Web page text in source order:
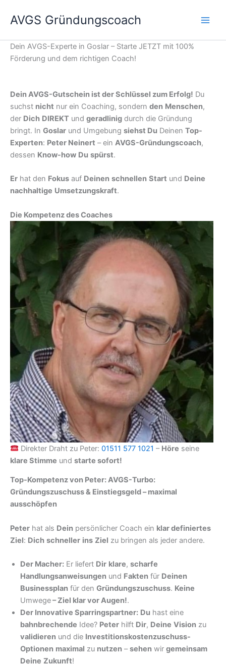
InhaltAVGS Gründungscoach
Dein AVGS-Experte in Goslar – Starte JETZT mit 100%
Förderung und dem richtigen Coach!
Dein AVGS-Gutschein ist der Schlüssel zum Erfolg! Du
suchst nicht nur ein Coaching, sondern den Menschen,
der Dich DIREKT und geradlinig durch die Gründung
bringt. In Goslar und Umgebung siehst Du Deinen Top-
Experten: Peter Neinert – ein AVGS-Gründungscoach,
dessen Know-how Du spürst.
Er hat den Fokus auf Deinen schnellen Start und Deine
nachhaltige Umsetzungskraft.
Die Kompetenz des Coaches
Direkter Draht zu Peter: 01511 577 1021 – Höre seine
klare Stimme und starte sofort!
Top-Kompetenz von Peter: AVGS-Turbo:
Gründungszuschuss & Einstiegsgeld – maximal
ausschöpfen
Peter hat als Dein persönlicher Coach ein klar definiertes
Ziel: Dich schneller ins Ziel zu bringen als jeder andere.
Der Macher: Er liefert Dir klare, scharfe
Handlungsanweisungen und Fakten für Deinen
Businessplan für den Gründungszuschuss. Keine
Umwege–Ziel klar vor Augen!.
Der Innovative Sparringspartner: Du hast eine
bahnbrechende Idee? Peter hilft Dir, Deine Vision zu
validieren und die Investitionskostenzuschuss-
Optionen maximal zu nutzen –sehen wir gemeinsam
Deine Zukunft!